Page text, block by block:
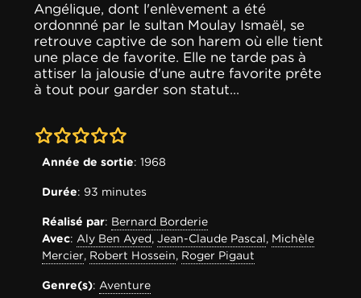
Angélique, dont l'enlèvement a été
ordonnné par le sultan Moulay Ismaël, se
retrouve captive de son harem où elle tient
une place de favorite. Elle ne tarde pas à
attiser la jalousie d'une autre favorite prête
à tout pour garder son statut...
0-0Année de sortie: 1968
Durée: 93 minutes
Réalisé par: Bernard Borderie
Avec: Aly Ben Ayed, Jean-Claude Pascal, Michèle
Mercier, Robert Hossein, Roger Pigaut
Genre(s): Aventure